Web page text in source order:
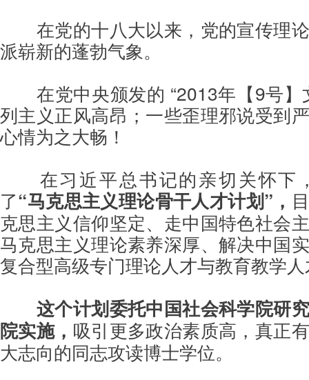
在党的十八大以来，党的宣传理
派崭新的蓬勃气象。
在党中央颁发的 “2013年【9号】
列主义正风高昂；一些歪理邪说受到
心情为之大畅！
在习近平总书记的亲切关怀下
了“马克思主义理论骨干人才计划”，
克思主义信仰坚定、走中国特色社会
马克思主义理论素养深厚、解决中国
复合型高级专门理论人才与教育教学
这个计划委托中国社会科学院研
院实施， 吸引更多政治素质高，真正
大志向的同志攻读博士学位。